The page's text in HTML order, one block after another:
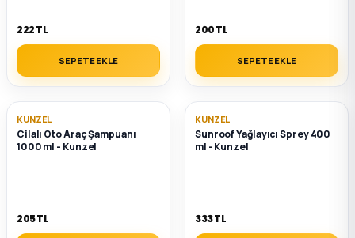
Sedan
Parça
222 TL
SEPETE EKLE
200 TL
SEPETE EKLE
KUNZEL
Cilalı Oto Araç Şampuanı
1000 ml - Kunzel
205 TL
KUNZEL
Sunroof Yağlayıcı Sprey 400
ml - Kunzel
333 TL